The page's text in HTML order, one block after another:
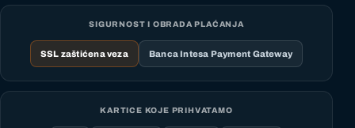
SIGURNOST I OBRADA PLAĆANJA
SSL zaštićena veza Banca Intesa Payment Gateway
KARTICE KOJE PRIHVATAMO